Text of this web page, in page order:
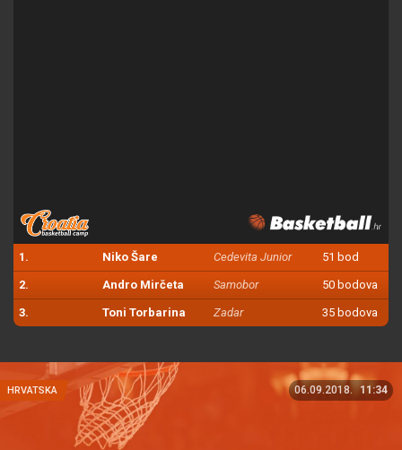
1. Niko Šare Cedevita Junior 51 bod
2. Andro Mirčeta Samobor 50 bodova
3. Toni Torbarina Zadar 35 bodova
HRVATSKA 06.09.2018. 11:34